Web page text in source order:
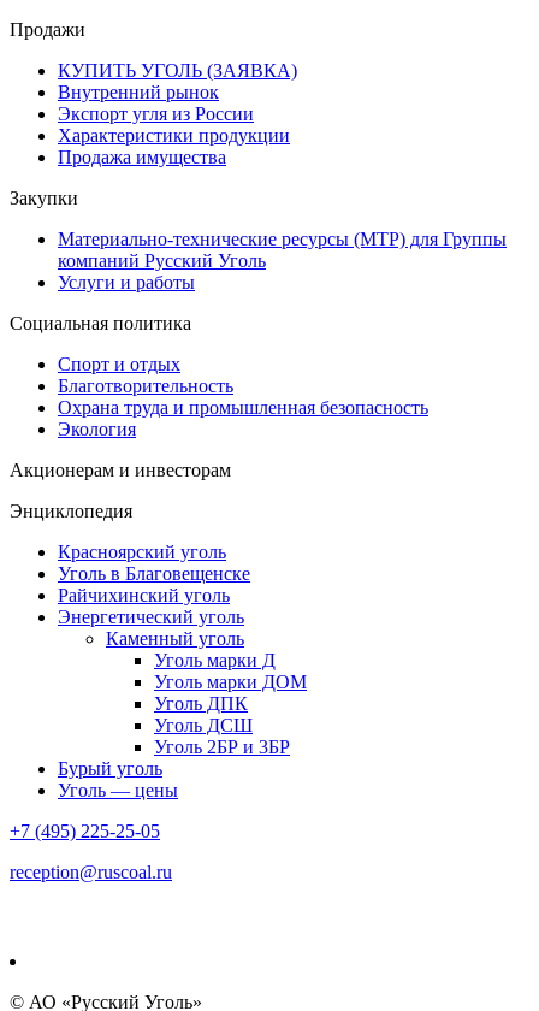
Продажи
КУПИТЬ УГОЛЬ (ЗАЯВКА)
Внутренний рынок
Экспорт угля из России
Характеристики продукции
Продажа имущества
Закупки
Материально-технические ресурсы (МТР) для Группы
компаний Русский Уголь
Услуги и работы
Социальная политика
Спорт и отдых
Благотворительность
Охрана труда и промышленная безопасность
Экология
Акционерам и инвесторам
Энциклопедия
Красноярский уголь
Уголь в Благовещенске
Райчихинский уголь
Энергетический уголь
Каменный уголь
Уголь марки Д
Уголь марки ДОМ
Уголь ДПК
Уголь ДСШ
Уголь 2БР и 3БР
Бурый уголь
Уголь — цены
+7 (495) 225-25-05
reception@ruscoal.ru
© АО «Русский Уголь»